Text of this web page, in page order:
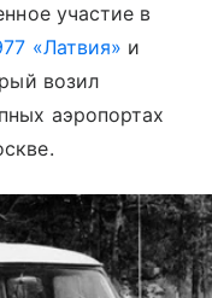
участие в
«Латвия» и
возил
аэропортах